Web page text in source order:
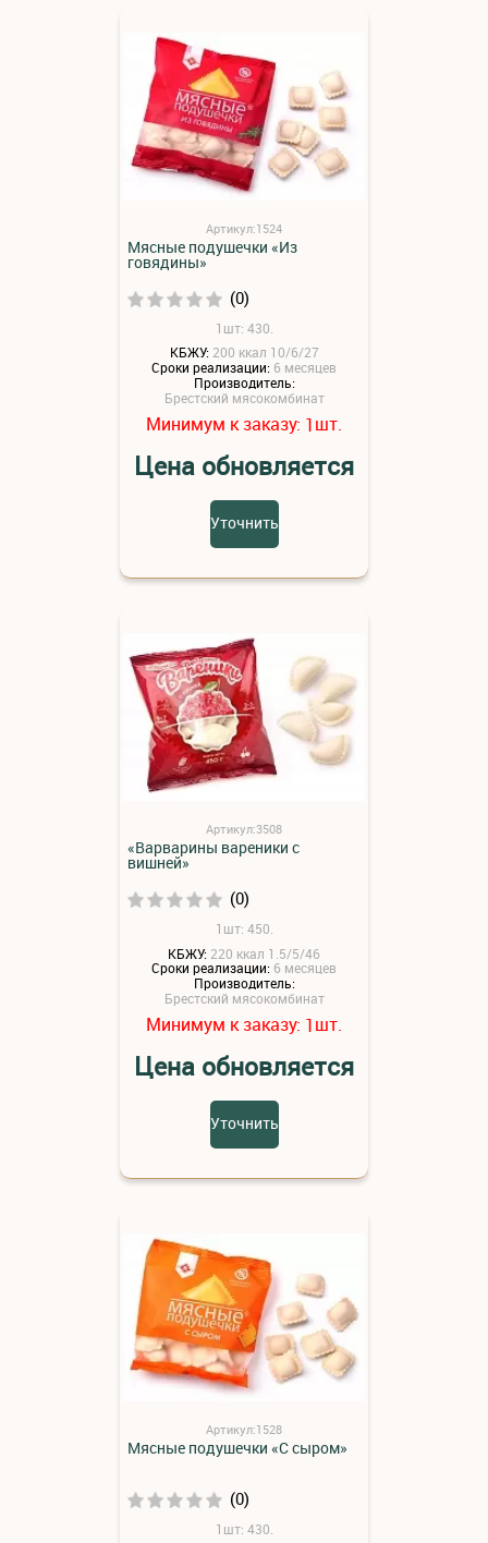
Артикул:1524
Мясные подушечки «Из
говядины»
(0)
1шт: 430.
КБЖУ: 200 ккал 10/6/27
Сроки реализации: 6 месяцев
Производитель:
Брестский мясокомбинат
Минимум к заказу: 1шт.
Цена обновляется
Уточнить
Артикул:3508
«Варварины вареники с
вишней»
(0)
1шт: 450.
КБЖУ: 220 ккал 1.5/5/46
Сроки реализации: 6 месяцев
Производитель:
Брестский мясокомбинат
Минимум к заказу: 1шт.
Цена обновляется
Уточнить
Артикул:1528
Мясные подушечки «С сыром»
(0)
1шт: 430.